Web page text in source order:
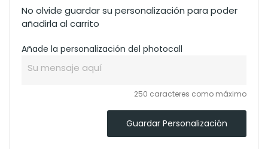
No olvide guardar su personalización para poder
añadirla al carrito
Añade la personalización del photocall
250 caracteres como máximo
Guardar Personalización